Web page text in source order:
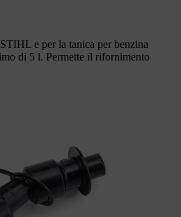
e per la tanica per benzina
di 5 l. Permette il rifornimento